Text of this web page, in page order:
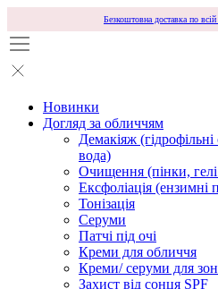
Безкоштовна доставка по
Новинки
Догляд за обличчям
Демакіяж
вода)
Очищення (пінки,
Ексфоліація (ензимні
Тонізація
Серуми
Патчі під очі
Креми для обличчя
Креми/ серуми для
Захист від сонця SPF